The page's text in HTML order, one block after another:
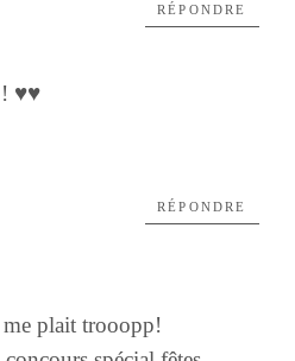
! ♥♥
RÉPONDRE
plait trooopp!
RÉPONDRE